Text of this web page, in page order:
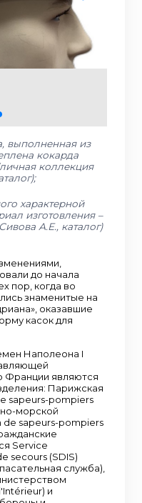
выполненная из
кокарда
коллекция
характерной
изготовления –
А.Е., каталог)
до начала
пор, когда во
знаменитые на
оказавшие
касок для
Наполеона I
Франции являются
Парижская
sapeurs-pompiers
морской
de sapeurs-pompiers
Service
secours (SDIS)
служба),
и